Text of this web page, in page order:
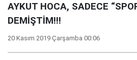
AYKUT HOCA, SADECE
DEMİŞTİM!!!
20 Kasım 2019 Çarşamba 00:06